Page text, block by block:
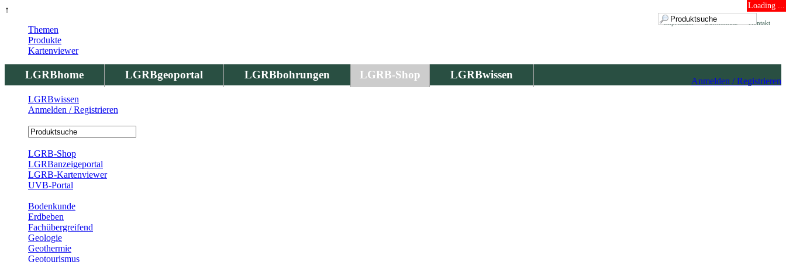
↑ Loading ...
Kontakt
Datenschutz
Impressum
LGRBhome LGRBgeoportal LGRBbohrungen LGRB-Shop LGRBwissen
Anmelden / Registrieren
Themen
Produkte
Kartenviewer
LGRBwissen
Anmelden / Registrieren
LGRB-Shop
LGRBanzeigeportal
LGRB-Kartenviewer
UVB-Portal
Bodenkunde
Erdbeben
Fachübergreifend
Geologie
Geothermie
Geotourismus